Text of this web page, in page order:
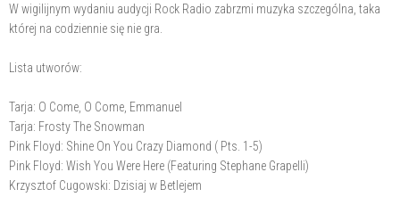
W wigilijnym wydaniu audycji Rock Radio zabrzmi muzyka szczególna, taka
której na codziennie się nie gra.
Lista utworów:
Tarja: O Come, O Come, Emmanuel
Tarja: Frosty The Snowman
Pink Floyd: Shine On You Crazy Diamond ( Pts. 1-5)
Pink Floyd: Wish You Were Here (Featuring Stephane Grapelli)
Krzysztof Cugowski: Dzisiaj w Betlejem